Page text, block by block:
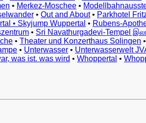
• Merkez-Moschee •
• Out and About• Parkhotel
• Skyjump Wuppertal • Rubens-
• Sri Navathurgadevi-Tempel
• Theater und Konzerthaus Solingen •
• Unterwasser • Unterwasserwelt
was ist. was wird • Whoppertal •